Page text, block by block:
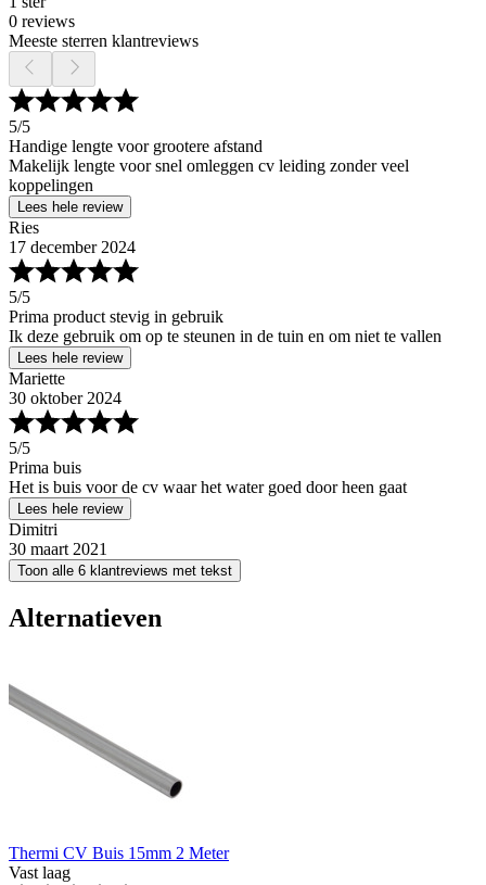
0 reviews
Meeste sterren klantreviews
5/5
Handige lengte voor grootere afstand
Makelijk lengte voor snel omleggen cv leiding zonder veel
koppelingen
Lees hele review
Ries
17 december 2024
5/5
Prima product stevig in gebruik
Ik deze gebruik om op te steunen in de tuin en om niet te vallen
Lees hele review
Mariette
30 oktober 2024
5/5
Prima buis
Het is buis voor de cv waar het water goed door heen gaat
Lees hele review
Dimitri
30 maart 2021
Toon alle 6 klantreviews met tekst
Alternatieven
Thermi CV Buis 15mm 2 Meter
Vast laag